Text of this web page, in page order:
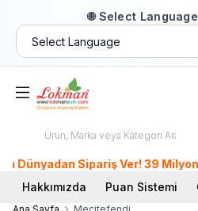
🌐 Select
Sipariş Ver! 39
Hakkımızda
Puan Sistemi